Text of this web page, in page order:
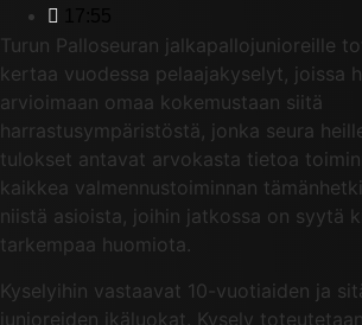
Turun Palloseuran jalkapallojunioreille
kertaa vuodessa pelaajakyselyt, joissa
arvioimaan omaa kokemustaan siitä
harrastusympäristöstä, jonka seura
tulokset antavat arvokasta tietoa
kaikkea valmennustoiminnan
niistä asioista, joihin jatkossa on syytä
tarkempaa huomiota.
Kyselyihin vastaavat 10-vuotiaiden ja
junioreiden ikäluokat. Kysely